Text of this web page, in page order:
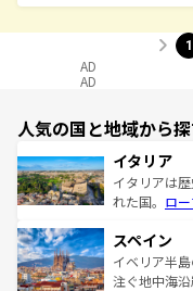
1
AD
AD
人気の国と地域から
イタリア
イタリアは
れた国。 ロ
ろん、トス
景など、自
ピザやパス
スペイン
イベリア半
注ぐ地中海